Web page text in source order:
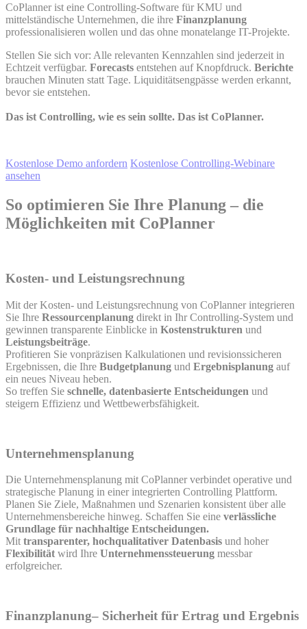
CoPlanner ist eine Controlling-Software für KMU und
mittelständische Unternehmen, die ihre Finanzplanung
professionalisieren wollen und das ohne monatelange IT-Projekte.
Stellen Sie sich vor: Alle relevanten Kennzahlen sind jederzeit in
Echtzeit verfügbar. Forecasts entstehen auf Knopfdruck. Berichte
brauchen Minuten statt Tage. Liquiditätsengpässe werden erkannt,
bevor sie entstehen.
Das ist Controlling, wie es sein sollte. Das ist CoPlanner.
Kostenlose Demo anfordern Kostenlose Controlling-Webinare
ansehen
So optimieren Sie Ihre Planung – die
Möglichkeiten mit CoPlanner
Kosten- und Leistungsrechnung
Mit der Kosten- und Leistungsrechnung von CoPlanner integrieren
Sie Ihre Ressourcenplanung direkt in Ihr Controlling-System und
gewinnen transparente Einblicke in Kostenstrukturen und
Leistungsbeiträge.
Profitieren Sie vonpräzisen Kalkulationen und revisionssicheren
Ergebnissen, die Ihre Budgetplanung und Ergebnisplanung auf
ein neues Niveau heben.
So treffen Sie schnelle, datenbasierte Entscheidungen und
steigern Effizienz und Wettbewerbsfähigkeit.
Unternehmensplanung
Die Unternehmensplanung mit CoPlanner verbindet operative und
strategische Planung in einer integrierten Controlling Plattform.
Planen Sie Ziele, Maßnahmen und Szenarien konsistent über alle
Unternehmensbereiche hinweg. Schaffen Sie eine verlässliche
Grundlage für nachhaltige Entscheidungen.
Mit transparenter, hochqualitativer Datenbasis und hoher
Flexibilität wird Ihre Unternehmenssteuerung messbar
erfolgreicher.
Finanzplanung– Sicherheit für Ertrag und Ergebnis